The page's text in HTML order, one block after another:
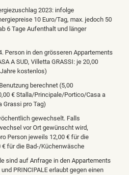
2023: infolge
10 Euro/Tag, max. jedoch 50
6 Tage Aufenthalt und länger
Person in den grösseren Appartements
A SUD, Villetta GRASSI: je 20,00
kostenlos)
berechnet (5,00
€ Stalla/Principale/Portico/Casa a
Grassi pro Tag)
gewechselt. Falls
vor Ort gewünscht wird,
Person jeweils 12,00 € für die
€ für die Bad-/Küchenwäsche
sind auf Anfrage in den Appartements
und PRINCIPALE erlaubt gegen einen